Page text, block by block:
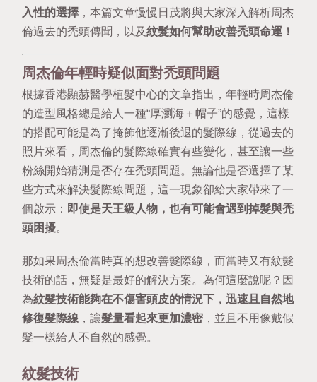
入性的選擇 ，本篇文章慢慢日茂將與大家深入解析周杰
倫過去的禿頭傳聞，以及紋髮如何幫助改善禿頭命運！
周杰倫年輕時疑似面對禿頭問題
根據香港顯赫醫學植髮中心的文章指出 ，年輕時周杰倫
的造型風格總是給人一種“厚瀏海＋帽子”的感覺，這樣
的搭配可能是為了掩飾他逐漸後退的髮際線，從過去的
照片來看，周杰倫的髮際線確實有些變化，甚至讓一些
粉絲開始猜測是否存在禿頭問題。無論他是否選擇了某
些方式來解決髮際線問題，這一現象卻給大家帶來了一
個啟示： 即使是天王級人物，也有可能會遇到掉髮與禿
頭困擾。
那如果周杰倫當時真的想改善髮際線，而當時又有紋髮
技術的話，無疑是最好的解決方案。為何這麼說呢？因
為紋髮技術能夠在不傷害頭皮的情況下，迅速且自然地
修復髮際線 ，讓髮量看起來更加濃密，並且不用像戴假
髮一樣給人不自然的感覺。
紋髮技術